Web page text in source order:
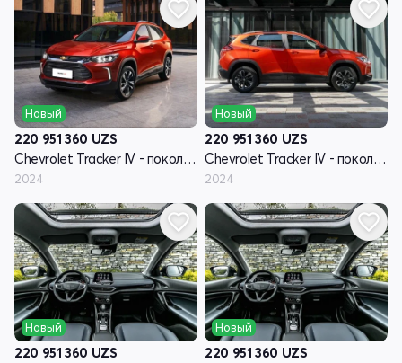
Новый
220 951 360 UZS
Chevrolet Tracker IV - поколение
2024
Новый
220 951 360 UZS
Chevrolet Tracker IV - поколение
2024
Новый
220 951 360 UZS
Новый
220 951 360 UZS